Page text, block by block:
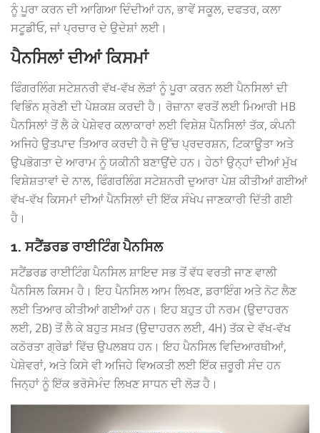
ਨੂੰ ਪੂਰਾ ਕਰਨ ਦੀ ਆਗਿਆ ਦਿੰਦੀਆਂ ਹਨ, ਭਾਵੇਂ ਸਕੂਲ, ਦਫਤਰ, ਕਲਾ
ਸਟੂਡੀਓ, ਜਾਂ ਪ੍ਰਚਾਰ ਦੇ ਉਦੇਸ਼ਾਂ ਲਈ।
ਪੈਨਸਿਲਾਂ ਦੀਆਂ ਕਿਸਮਾਂ
ਫਿੰਗਰਲਿੰਗ ਸਟੇਸ਼ਨਰੀ ਵੱਖ-ਵੱਖ ਲੋੜਾਂ ਨੂੰ ਪੂਰਾ ਕਰਨ ਲਈ ਪੈਨਸਿਲਾਂ ਦੀ
ਵਿਭਿੰਨ ਸ਼੍ਰੇਣੀ ਦੀ ਪੇਸ਼ਕਸ਼ ਕਰਦੀ ਹੈ। ਰੋਜ਼ਾਨਾ ਵਰਤੋਂ ਲਈ ਮਿਆਰੀ HB
ਪੈਨਸਿਲਾਂ ਤੋਂ ਲੈ ਕੇ ਪੇਸ਼ੇਵਰ ਕਲਾਕਾਰਾਂ ਲਈ ਵਿਸ਼ੇਸ਼ ਪੈਨਸਿਲਾਂ ਤੱਕ, ਕੰਪਨੀ
ਅਜਿਹੇ ਉਤਪਾਦ ਤਿਆਰ ਕਰਦੀ ਹੈ ਜੋ ਉੱਚ ਪ੍ਰਦਰਸ਼ਨ, ਟਿਕਾਊਤਾ ਅਤੇ
ਉਪਭੋਗਤਾ ਦੇ ਆਰਾਮ ਨੂੰ ਯਕੀਨੀ ਬਣਾਉਂਦੇ ਹਨ। ਹੇਠਾਂ ਉਨ੍ਹਾਂ ਦੀਆਂ ਮੁੱਖ
ਵਿਸ਼ੇਸ਼ਤਾਵਾਂ ਦੇ ਨਾਲ, ਫਿੰਗਰਲਿੰਗ ਸਟੇਸ਼ਨਰੀ ਦੁਆਰਾ ਪੇਸ਼ ਕੀਤੀਆਂ ਗਈਆਂ
ਵੱਖ-ਵੱਖ ਕਿਸਮਾਂ ਦੀਆਂ ਪੈਨਸਿਲਾਂ ਦੀ ਇੱਕ ਸੰਖੇਪ ਜਾਣਕਾਰੀ ਦਿੱਤੀ ਗਈ
ਹੈ।
1. ਸਟੈਂਡਰਡ ਰਾਈਟਿੰਗ ਪੈਨਸਿਲ
ਸਟੈਂਡਰਡ ਰਾਈਟਿੰਗ ਪੈਨਸਿਲ ਸ਼ਾਇਦ ਸਭ ਤੋਂ ਵੱਧ ਵਰਤੀ ਜਾਣ ਵਾਲੀ
ਪੈਨਸਿਲ ਕਿਸਮ ਹੈ। ਇਹ ਪੈਨਸਿਲ ਆਮ ਲਿਖਣ, ਡਰਾਇੰਗ ਅਤੇ ਨੋਟ ਲੈਣ
ਲਈ ਤਿਆਰ ਕੀਤੀਆਂ ਗਈਆਂ ਹਨ। ਇਹ ਬਹੁਤ ਹੀ ਨਰਮ (ਉਦਾਹਰਨ
ਲਈ, 2B) ਤੋਂ ਲੈ ਕੇ ਬਹੁਤ ਸਖ਼ਤ (ਉਦਾਹਰਨ ਲਈ, 4H) ਤੱਕ ਦੇ ਵੱਖ-ਵੱਖ
ਕਠੋਰਤਾ ਗ੍ਰੇਡਾਂ ਵਿੱਚ ਉਪਲਬਧ ਹਨ। ਇਹ ਪੈਨਸਿਲ ਵਿਦਿਆਰਥੀਆਂ,
ਪੇਸ਼ੇਵਰਾਂ, ਅਤੇ ਕਿਸੇ ਵੀ ਅਜਿਹੇ ਵਿਅਕਤੀ ਲਈ ਇੱਕ ਜ਼ਰੂਰੀ ਸੰਦ ਹਨ
ਜਿਨ੍ਹਾਂ ਨੂੰ ਇੱਕ ਭਰੋਸੇਮੰਦ ਲਿਖਣ ਸਾਧਨ ਦੀ ਲੋੜ ਹੈ।